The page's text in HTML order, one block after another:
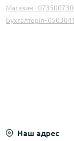
Магазин -
Бухгалтерія-
Наш адрес